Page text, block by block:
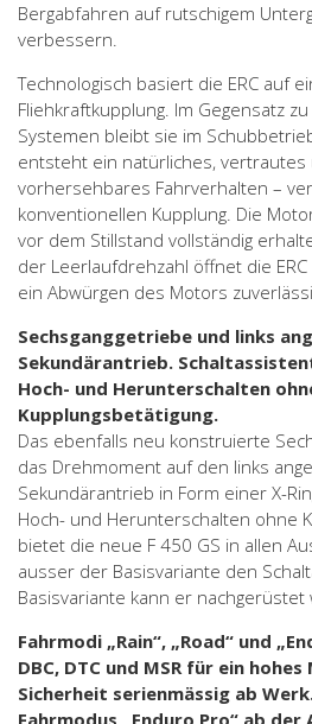
Bergabfahren auf rutschigem
verbessern.
Technologisch basiert die ERC auf
Fliehkraftkupplung. Im Gegensatz
Systemen bleibt sie im
entsteht ein natürliches,
vorhersehbares Fahrverhalten –
konventionellen Kupplung. Die
vor dem Stillstand vollständig
der Leerlaufdrehzahl öffnet die
ein Abwürgen des Motors
Sechsganggetriebe und links
Sekundärantrieb.
Hoch- und Herunterschalten
Kupplungsbetätigung.
Das ebenfalls neu konstruierte
das Drehmoment auf den links
Sekundärantrieb in Form einer X-
Hoch- und Herunterschalten ohne
bietet die neue F 450 GS in allen
ausser der Basisvariante den
Basisvariante kann er nachgerüstet
Fahrmodi „Rain“, „Road“ und
DBC, DTC und MSR für ein
Sicherheit serienmässig ab
Fahrmodus „Enduro Pro“ ab